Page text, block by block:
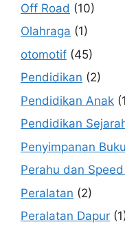
Off Road (10)
Olahraga (1)
otomotif (45)
Pendidikan (2)
Pendidikan Anak
Pendidikan
Penyimpanan Buku
Perahu dan
Peralatan (2)
Peralatan Dapur